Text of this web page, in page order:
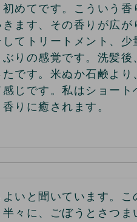
めてです。こういう
ます、その香りが広
てトリートメント、
りの感覚です。洗髪
です。米ぬか石鹸より
じです。私はショー
りに癒されます。
いと聞いています。
々に、ごぼうとさつ